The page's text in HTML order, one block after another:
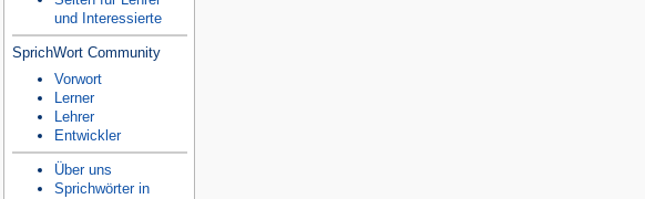
und Interessierte
SprichWort Community
Vorwort
Lerner
Lehrer
Entwickler
Über uns
Sprichwörter in